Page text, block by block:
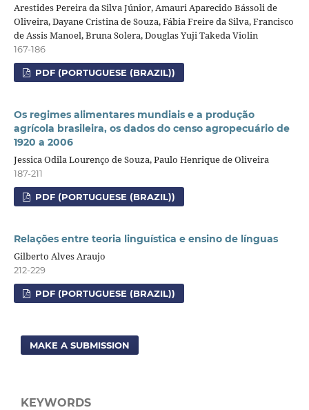
Arestides Pereira da Silva Júnior, Amauri Aparecido Bássoli de
Oliveira, Dayane Cristina de Souza, Fábia Freire da Silva, Francisco
de Assis Manoel, Bruna Solera, Douglas Yuji Takeda Violin
167-186
PDF (PORTUGUESE (BRAZIL))
Os regimes alimentares mundiais e a produção
agrícola brasileira, os dados do censo agropecuário de
1920 a 2006
Jessica Odila Lourenço de Souza, Paulo Henrique de Oliveira
187-211
PDF (PORTUGUESE (BRAZIL))
Relações entre teoria linguística e ensino de línguas
Gilberto Alves Araujo
212-229
PDF (PORTUGUESE (BRAZIL))
MAKE A SUBMISSION
KEYWORDS